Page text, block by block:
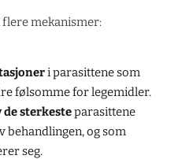
flere mekanismer:
i parasittene som
følsomme for legemidler.
de sterkesteparasittene
behandlingen, og som
seg.